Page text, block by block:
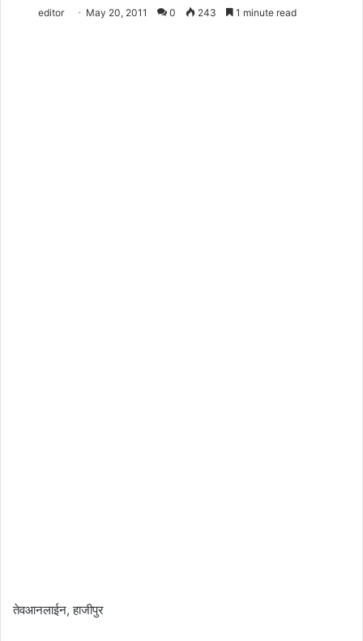
editor May 20, 2011 0 243 1 minute read
तेवआनलाईन, हाजीपुर